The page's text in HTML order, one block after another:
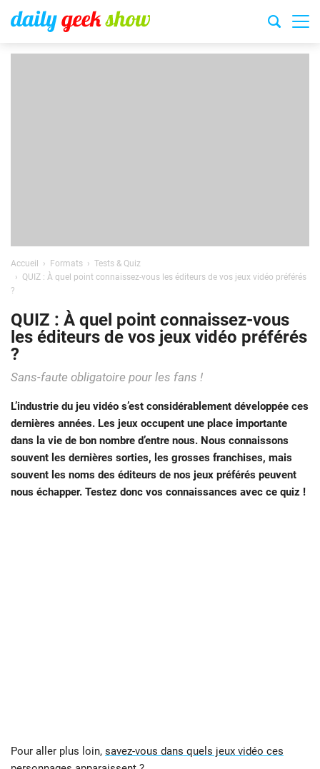
Accueil Formats
Tests & Quiz
QUIZ : À quel point connaissez-vous les éditeurs de vos jeux vidéo préférés
?
QUIZ : À quel point connaissez-vous
les éditeurs de vos jeux vidéo préférés
?
Sans-faute obligatoire pour les fans !
L’industrie du jeu vidéo s’est considérablement développée ces
dernières années. Les jeux occupent une place importante
dans la vie de bon nombre d’entre nous. Nous connaissons
souvent les dernières sorties, les grosses franchises, mais
souvent les noms des éditeurs de nos jeux préférés peuvent
nous échapper. Testez donc vos connaissances avec ce quiz !
Pour aller plus loin, savez-vous dans quels jeux vidéo ces